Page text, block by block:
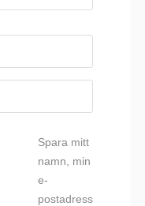
Spara mitt
namn, min
e-
postadress